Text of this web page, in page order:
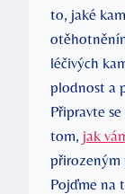
to, jaké
léčivých
plodnost a
Připravte
tom, jak
přirozeným
Pojďme na